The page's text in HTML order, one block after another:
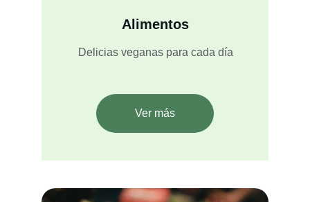
Alimentos
Delicias veganas para cada día
Ver más